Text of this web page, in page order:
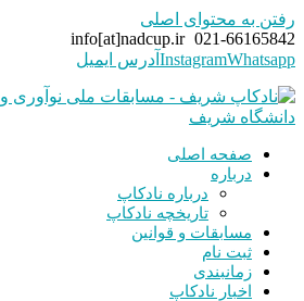
رفتن به محتوای اصلی
021-66165842
info[at]nadcup.ir
InstagramWhatsapp آدرس ایمیل
صفحه اصلی
درباره
درباره نادکاپ
تاریخچه نادکاپ
مسابقات و قوانین
ثبت نام
زمانبندی
اخبار نادکاپ